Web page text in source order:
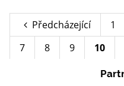
Předcházející 1
7
8 9 10